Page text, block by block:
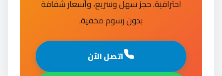
احترافية. حجز سهل وسريع، وأسعار شفافة
بدون رسوم مخفية.
اتصل الآن